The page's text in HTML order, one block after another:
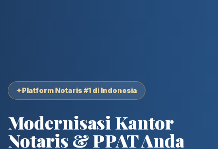
✦Platform Notaris #1 di Indonesia
Modernisasi Kantor
Notaris & PPAT Anda